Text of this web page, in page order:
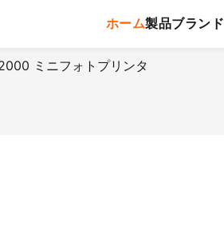
ホーム製品ブランド
ミニフォトプリンタ